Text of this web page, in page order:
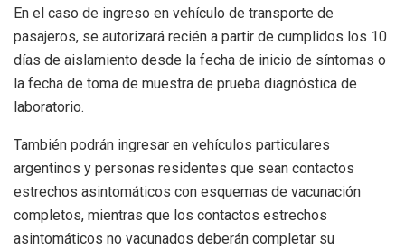
En el caso de ingreso en vehículo de transporte de
pasajeros, se autorizará recién a partir de cumplidos los 10
días de aislamiento desde la fecha de inicio de síntomas o
la fecha de toma de muestra de prueba diagnóstica de
laboratorio.
También podrán ingresar en vehículos particulares
argentinos y personas residentes que sean contactos
estrechos asintomáticos con esquemas de vacunación
completos, mientras que los contactos estrechos
asintomáticos no vacunados deberán completar su